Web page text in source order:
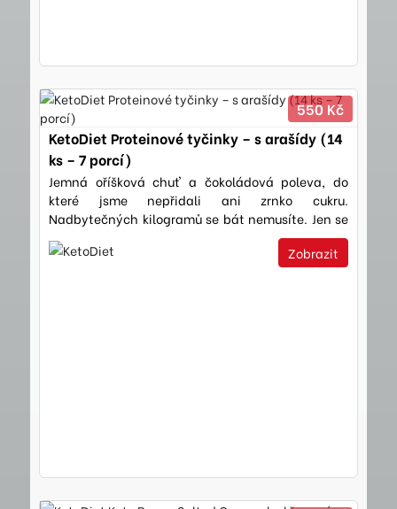
550 Kč
KetoDiet Proteinové tyčinky – s arašídy (14
ks – 7 porcí)
Jemná oříšková chuť a čokoládová poleva, do
které jsme nepřidali ani zrnko cukru.
Nadbytečných kilogramů se bát nemusíte. Jen se
v klidu zakousněte.
Zobrazit